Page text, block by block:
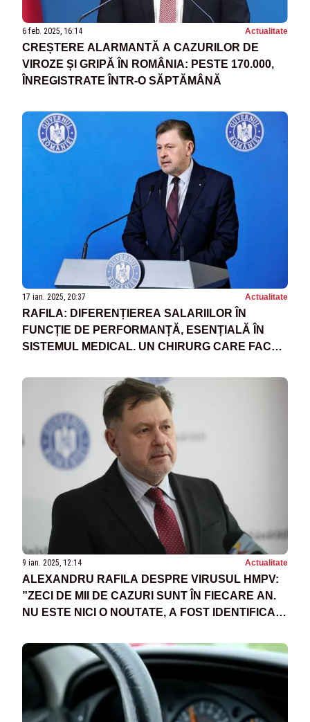
6 feb. 2025, 16:14 Actualitate
CREȘTERE ALARMANTĂ A CAZURILOR DE
VIROZE ȘI GRIPĂ ÎN ROMÂNIA: PESTE 170.000,
ÎNREGISTRATE ÎNTR-O SĂPTĂMÂNĂ
17 ian. 2025, 20:37 Actualitate
RAFILA: DIFERENȚIEREA SALARIILOR ÎN
FUNCȚIE DE PERFORMANȚĂ, ESENȚIALĂ ÎN
SISTEMUL MEDICAL. UN CHIRURG CARE FACE
CEL CARE FACE 2-3 INTERVENȚII PE LUNĂ
9 ian. 2025, 12:14 Actualitate
ALEXANDRU RAFILA DESPRE VIRUSUL HMPV:
”ZECI DE MII DE CAZURI SUNT ÎN FIECARE AN.
NU ESTE NICI O NOUTATE, A FOST IDENTIFICAT